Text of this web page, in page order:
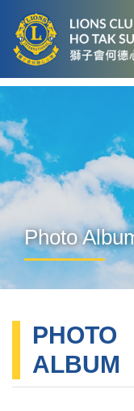
Photo
PHOTO
ALBUM